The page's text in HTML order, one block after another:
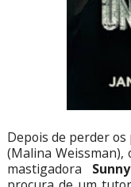
Depois de perder
(Malina Weissman),
mastigadora Sunny